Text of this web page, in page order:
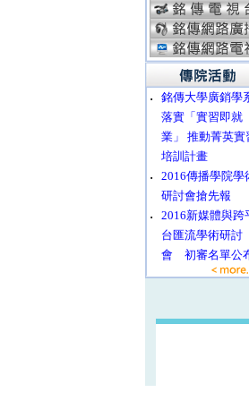
‧
銘傳大學廣銷學
落實「實習即就
業」 推動菁英實
培訓計畫
‧
2016傳播學院學
研討會搶先報
‧
2016新媒體與跨
台匯流學術研討
會 初審名單公